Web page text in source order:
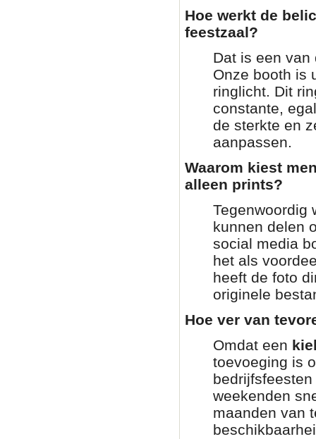
Hoe werkt de
feestzaal?
Dat is een
Onze booth is
ringlicht. Dit
constante,
de sterkte en
aanpassen.
Waarom kiest
alleen prints?
Tegenwoordig
kunnen delen
social media
het als
heeft de foto
originele
Hoe ver van
Omdat een
toevoeging is
weekenden
maanden van